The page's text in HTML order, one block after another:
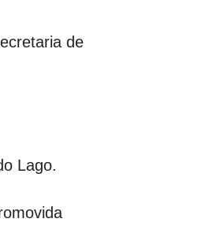
de
Lago.